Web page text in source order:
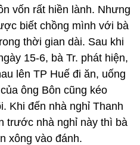
vốn rất hiền lành. Nhưng
biết chồng mình với bà
thời gian dài. Sau khi
15-6, bà Tr. phát hiện,
lên TP Huế đi ăn, uống
ông Bôn cũng kéo
Khi đến nhà nghỉ Thanh
trước nhà nghỉ này thì bà
xông vào đánh.